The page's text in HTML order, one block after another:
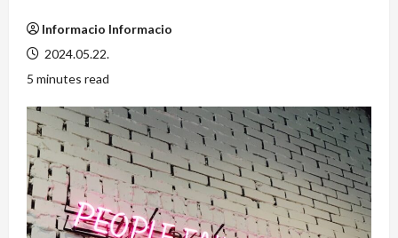
Informacio Informacio
2024.05.22.
5 minutes read